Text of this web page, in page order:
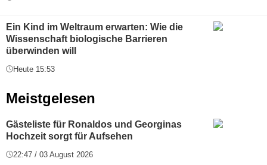
Ein Kind im Weltraum erwarten: Wie die
Wissenschaft biologische Barrieren
überwinden will
Heute 15:53
Meistgelesen
Gästeliste für Ronaldos und Georginas
Hochzeit sorgt für Aufsehen
22:47 / 03 August 2026